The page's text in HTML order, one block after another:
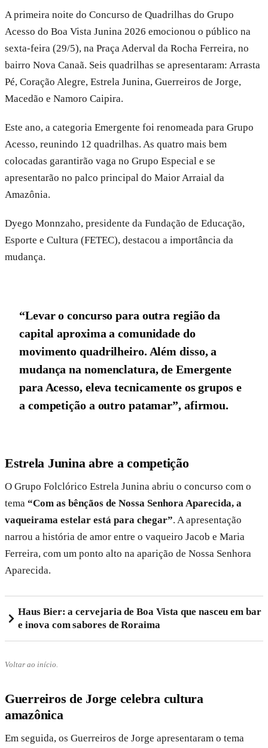
A primeira noite do Concurso de Quadrilhas do Grupo
Acesso do Boa Vista Junina 2026 emocionou o público na
sexta-feira (29/5), na Praça Aderval da Rocha Ferreira, no
bairro Nova Canaã. Seis quadrilhas se apresentaram: Arrasta
Pé, Coração Alegre, Estrela Junina, Guerreiros de Jorge,
Macedão e Namoro Caipira.
Este ano, a categoria Emergente foi renomeada para Grupo
Acesso, reunindo 12 quadrilhas. As quatro mais bem
colocadas garantirão vaga no Grupo Especial e se
apresentarão no palco principal do Maior Arraial da
Amazônia.
Dyego Monnzaho, presidente da Fundação de Educação,
Esporte e Cultura (FETEC), destacou a importância da
mudança.
“Levar o concurso para outra região da
capital aproxima a comunidade do
movimento quadrilheiro. Além disso, a
mudança na nomenclatura, de Emergente
para Acesso, eleva tecnicamente os grupos e
a competição a outro patamar”, afirmou.
Estrela Junina abre a competição
O Grupo Folclórico Estrela Junina abriu o concurso com o
tema “Com as bênçãos de Nossa Senhora Aparecida, a
vaqueirama estelar está para chegar”. A apresentação
narrou a história de amor entre o vaqueiro Jacob e Maria
Ferreira, com um ponto alto na aparição de Nossa Senhora
Aparecida.
Haus Bier: a cervejaria de Boa Vista que nasceu em bar
e inova com sabores de Roraima
Voltar ao início.
Guerreiros de Jorge celebra cultura
amazônica
Em seguida, os Guerreiros de Jorge apresentaram o tema